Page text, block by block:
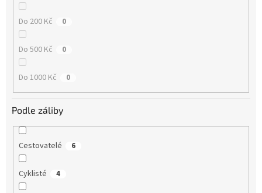
Do 200 Kč 0
Do 500 Kč 0
Do 1000 Kč 0
Podle záliby
Cestovatelé 6
Cyklisté 4